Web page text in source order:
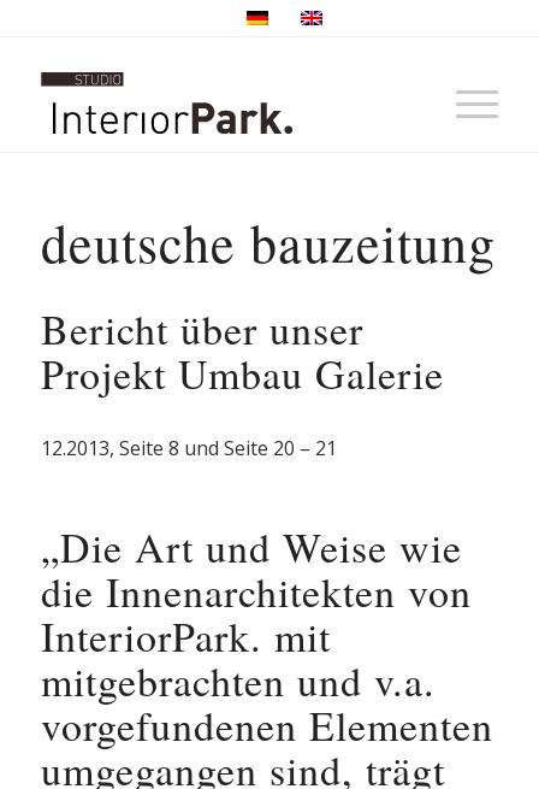
deutsche bauzeitung
Bericht über unser
Projekt Umbau Galerie
12.2013, Seite 8 und Seite 20 – 21
„Die Art und Weise wie
die Innenarchitekten von
InteriorPark. mit
mitgebrachten und v.a.
vorgefundenen Elementen
umgegangen sind, trägt